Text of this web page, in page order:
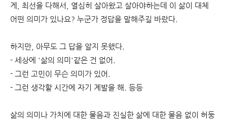
게, 최선을 다해서, 열심히 살아왔고 살아야하는데 이 삶이 대체
어떤 의미가 있나요? 누군가 정답을 말해주길 바랐다.
하지만, 아무도 그 답을 알지 못했다.
- 세상에 '삶의 의미'같은 건 없어.
- 그런 고민이 무슨 의미가 있어.
- 그런 생각할 시간에 자기 계발을 해. 등등
삶의 의미나 가치에 대한 물음과 진실한 삶에 대한 물음 없이 허둥